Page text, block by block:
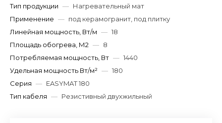
Тип продукции — Нагревательный мат
Применение — под керамогранит, под плитку
Линейная мощность, Вт/м — 18
Площадь обогрева, М2 — 8
Потребляемая мощность, Вт — 1440
Удельная мощность Вт/м² — 180
Серия — EASYMAT 180
Тип кабеля — Резистивный двухжильный